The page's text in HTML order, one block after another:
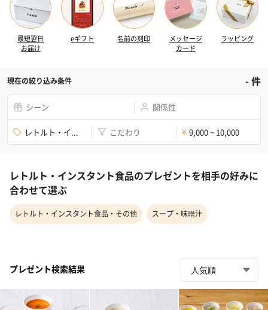
最短翌日
お届け
eギフト 名前の刻印
メッセージ
カード
ラッピング
現在の絞り込み条件 -件
シーン 関係性
レトルト・イ... こだわり ¥ 9,000 ~ 10,000
レトルト・インスタント食品のプレゼントを相手の好みに
合わせて選ぶ
レトルト・インスタント食品・その他 スープ・味噌汁
プレゼント検索結果